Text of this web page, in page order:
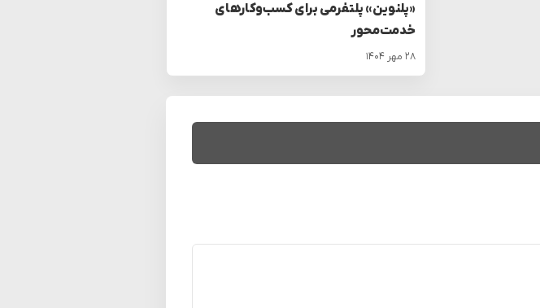
«پلنوین» پلتفرمی برای کسب‌وکارهای
خدمت‌محور
۲۸ مهر ۱۴۰۴